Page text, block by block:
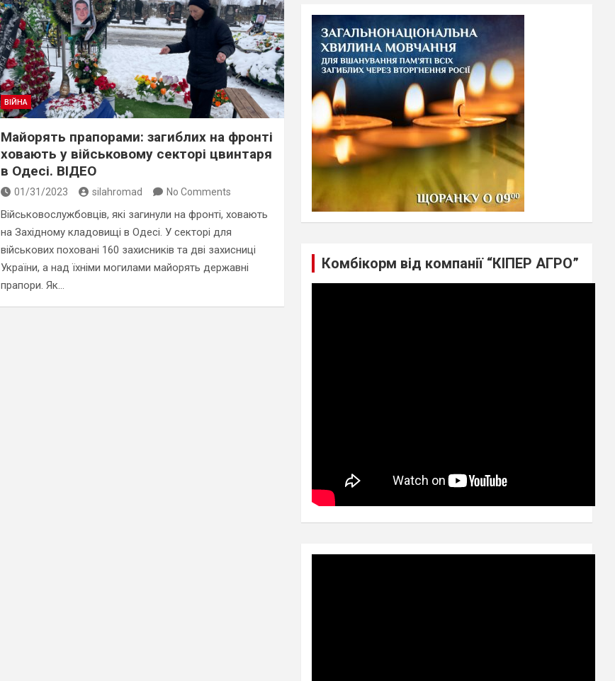
ВІЙНА
Майорять прапорами: загиблих на фронті
ховають у військовому секторі цвинтаря
в Одесі. ВІДЕО
01/31/2023 silahromad No Comments
Військовослужбовців, які загинули на фронті, ховають
на Західному кладовищі в Одесі. У секторі для
військових поховані 160 захисників та дві захисниці
України, а над їхніми могилами майорять державні
прапори. Як…
Комбікорм від компанії “КІПЕР АГРО”